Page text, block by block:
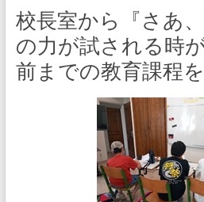
校長室から『さあ
の力が試される時
前までの教育課程を